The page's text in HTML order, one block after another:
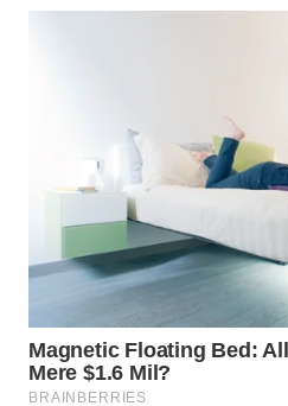
TAPANULI
UTARA
SAMOSIR
WN
PADANG
LAWAS